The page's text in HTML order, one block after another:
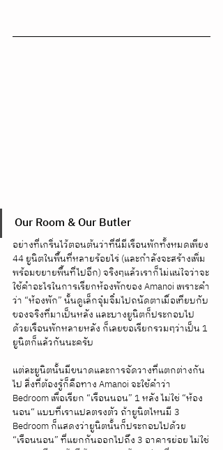
Our Room & Our Butler
อย่างที่เกริ่นไว้ตอนต้นว่าที่นี่มีเรือนพักทั้งหมดเพียง
44 ยูนิตในพื้นที่หลายร้อยไร่ (และกำลังจะสร้างเพิ่ม
พร้อมขยายพื้นที่ไปอีก) จริงๆแล้วเราก็ไม่แน่ใจว่าจะ
ใช้คำอะไรในการเรียกห้องพักของ Amanoi เพราะคำ
ว่า “ห้องพัก” นั้นดูเล็กจุ๋มจิ๋มไปถนัดตาเมื่อเทียบกับ
ของจริงที่มาเป็นหลัง และบางยูนิตก็ประกอบไป
ด้วยเรือนพักหลายหลัง ก็เลยขอเรียกรวมๆว่าเป็น 1
ยูนิตก็แล้วกันนะครับ
แต่ละยูนิตนั้นมีขนาดและการจัดวางที่แตกต่างกัน
ไป สิ่งที่ต้องรู้ก็คือทาง Amanoi จะใช้คำว่า
Bedroom เพื่อเรียก “เรือนนอน” 1 หลัง ไม่ใช่ “ห้อง
นอน“ แบบที่เราแปลตรงตัว ถ้ายูนิตไหนมี 3
Bedroom ก็แสดงว่ายูนิตนั้นก็ประกอบไปด้วย
“เรือนนอน” ที่แยกกันออกไปถึง 3 อาคารย่อย ไม่ใช่